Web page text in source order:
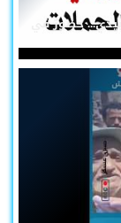
حضورٌ في